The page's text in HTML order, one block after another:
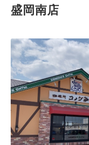
盛岡南店